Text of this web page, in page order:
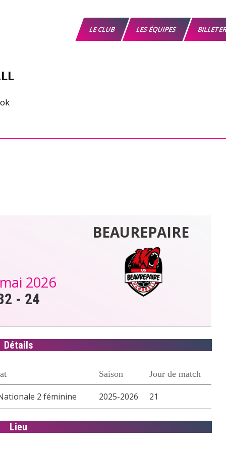
LE CLUB LES ÉQUIPES
BEAUREPAIRE
2026
- 24
Détails
Saison Jour de match
2 féminine 2025-2026 21
Lieu